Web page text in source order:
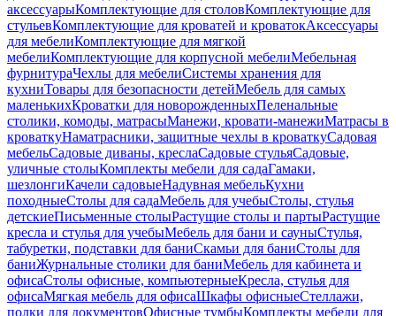
аксессуарыКомплектующие для столовКомплектующие для
стульевКомплектующие для кроватей и кроватокАксессуары
для мебелиКомплектующие для мягкой
мебелиКомплектующие для корпусной мебелиМебельная
фурнитураЧехлы для мебелиСистемы хранения для
кухниТовары для безопасности детейМебель для самых
маленькихКроватки для новорожденныхПеленальные
столики, комоды, матрасыМанежи, кровати-манежиМатрасы в
кроваткуНаматрасники, защитные чехлы в кроваткуСадовая
мебельСадовые диваны, креслаСадовые стульяСадовые,
уличные столыКомплекты мебели для садаГамаки,
шезлонгиКачели садовыеНадувная мебельКухни
походныеСтолы для садаМебель для учебыСтолы, стулья
детскиеПисьменные столыРастущие столы и партыРастущие
кресла и стулья для учебыМебель для бани и сауныСтулья,
табуретки, подставки для баниСкамьи для баниСтолы для
баниЖурнальные столики для баниМебель для кабинета и
офисаСтолы офисные, компьютерныеКресла, стулья для
офисаМягкая мебель для офисаШкафы офисныеСтеллажи,
полки для документовОфисные тумбыКомплекты мебели для